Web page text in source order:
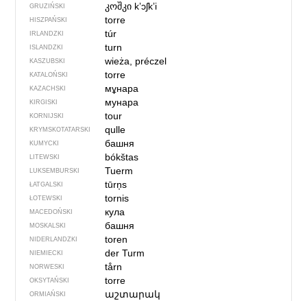
GRUZIŃSKI კოშკი kʼɔʃkʼi
HISZPAŃSKI torre
IRLANDZKI túr
ISLANDZKI turn
KASZUBSKI wieża, préczel
KATALOŃSKI torre
KAZACHSKI мұнара
KIRGISKI мунара
KORNIJSKI tour
KRYMSKOTATARSKI qulle
KUMYCKI башня
LITEWSKI bókštas
LUKSEMBURSKI Tuerm
ŁATGALSKI tūrņs
ŁOTEWSKI tornis
MACEDOŃSKI кула
MOSKALSKI башня
NIDERLANDZKI toren
NIEMIECKI der Turm
NORWESKI tårn
OKSYTAŃSKI torre
ORMIAŃSKI աշտարակ